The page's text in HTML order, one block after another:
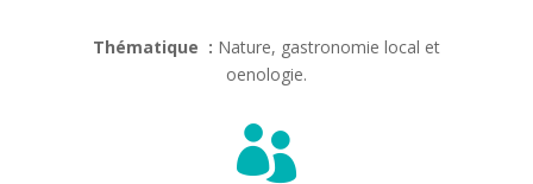
Thématique : Nature, gastronomie local et
oenologie.
